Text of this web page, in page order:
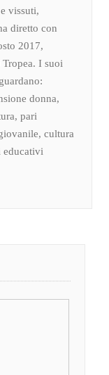
vissuti,
diretto con
2017,
I suoi
donna,
pari
cultura
educativi